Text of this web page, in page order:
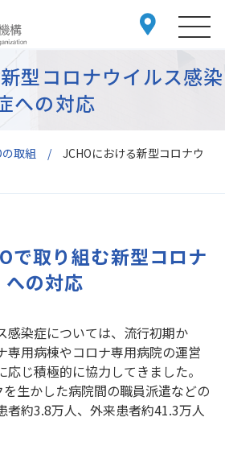
取組
JCHOにおける新型コロナウ
型コロナウイルス感染
への対応
取り組む新型コロナ
への対応
感染症については、流行初期か
専用病棟やコロナ専用病院の運営
じ積極的に協力してきました。
生かした病院間の職員派遣などの
者約3.8万人、外来患者約41.3万人